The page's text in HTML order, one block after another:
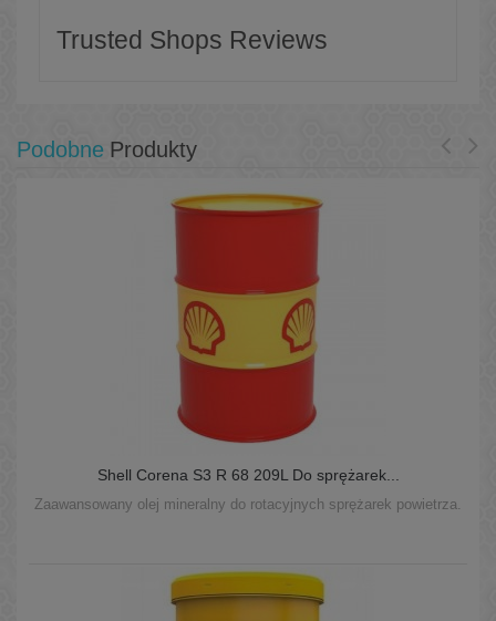
Trusted Shops Reviews
Podobne Produkty
Shell Corena S3 R 68 209L Do sprężarek...
Zaawansowany olej mineralny do rotacyjnych sprężarek powietrza.